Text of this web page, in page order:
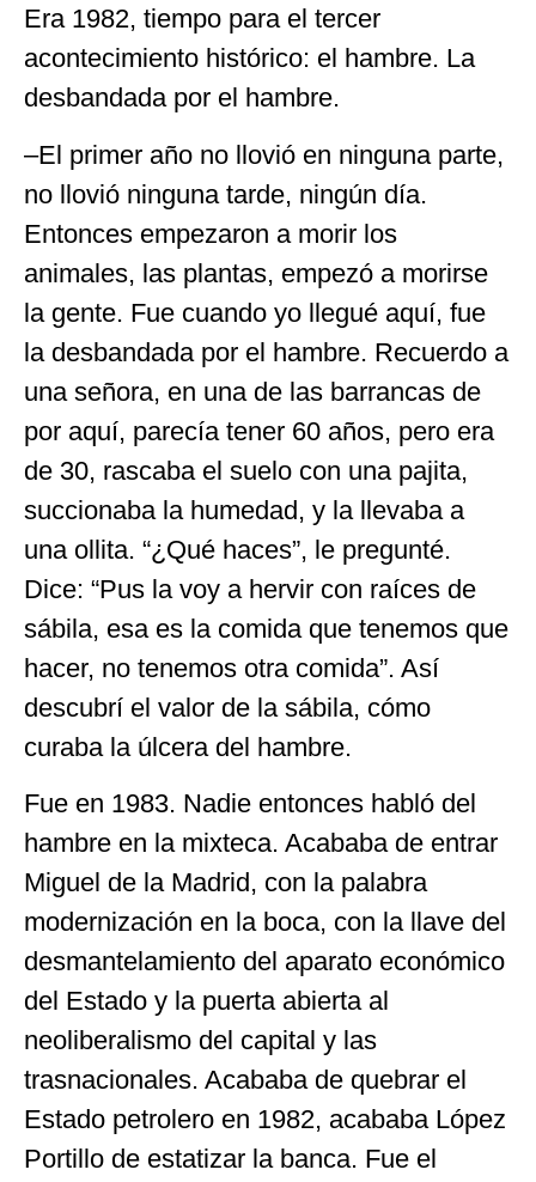
Era 1982, tiempo para el tercer
acontecimiento histórico: el hambre. La
desbandada por el hambre.
–El primer año no llovió en ninguna parte,
no llovió ninguna tarde, ningún día.
Entonces empezaron a morir los
animales, las plantas, empezó a morirse
la gente. Fue cuando yo llegué aquí, fue
la desbandada por el hambre. Recuerdo a
una señora, en una de las barrancas de
por aquí, parecía tener 60 años, pero era
de 30, rascaba el suelo con una pajita,
succionaba la humedad, y la llevaba a
una ollita. “¿Qué haces”, le pregunté.
Dice: “Pus la voy a hervir con raíces de
sábila, esa es la comida que tenemos que
hacer, no tenemos otra comida”. Así
descubrí el valor de la sábila, cómo
curaba la úlcera del hambre.
Fue en 1983. Nadie entonces habló del
hambre en la mixteca. Acababa de entrar
Miguel de la Madrid, con la palabra
modernización en la boca, con la llave del
desmantelamiento del aparato económico
del Estado y la puerta abierta al
neoliberalismo del capital y las
trasnacionales. Acababa de quebrar el
Estado petrolero en 1982, acababa López
Portillo de estatizar la banca. Fue el